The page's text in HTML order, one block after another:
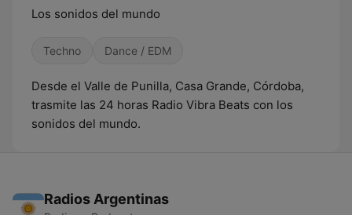
Los sonidos del mundo
Techno Dance / EDM
Desde el Valle de Punilla, Casa Grande, Córdoba,
trasmite las 24 horas Radio Vibra Beats con los
sonidos del mundo.
Radios Argentinas